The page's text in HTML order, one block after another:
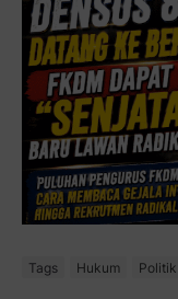
Tags Hukum Politik
Facebook
YOU MIGHT LIKE